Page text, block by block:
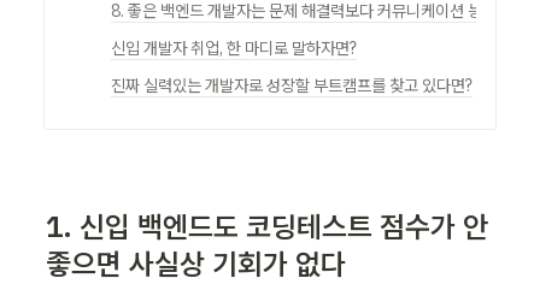
8. 좋은 백엔드 개발자는 문제 해결력보다 커뮤니케이션 능력이 더
신입 개발자 취업, 한 마디로 말하자면?
진짜 실력있는 개발자로 성장할 부트캠프를 찾고 있다면?
1. 신입 백엔드도 코딩테스트 점수가 안
좋으면 사실상 기회가 없다